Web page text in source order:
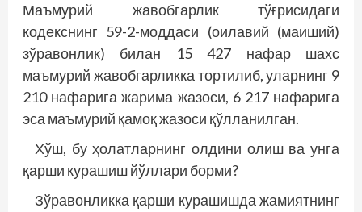
Маъмурий жавобгарлик тўғрисидаги
кодекснинг 59-2-моддаси (оилавий (маиший)
зўравонлик) билан 15 427 нафар шахс
маъмурий жавобгарликка тортилиб, уларнинг 9
210 нафарига жарима жазоси, 6 217 нафарига
эса маъмурий қамоқ жазоси қўлланилган.
Хўш, бу ҳолатларнинг олдини олиш ва унга
қарши курашиш йўллари борми?
Зўравонликка қарши курашишда жамиятнинг